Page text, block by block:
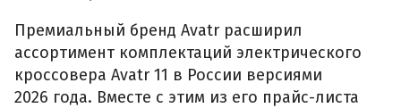
Премиальный бренд Avatr расширил
ассортимент комплектаций электрического
кроссовера Avatr 11 в России версиями
2026 года. Вместе с этим из его прайс-листа